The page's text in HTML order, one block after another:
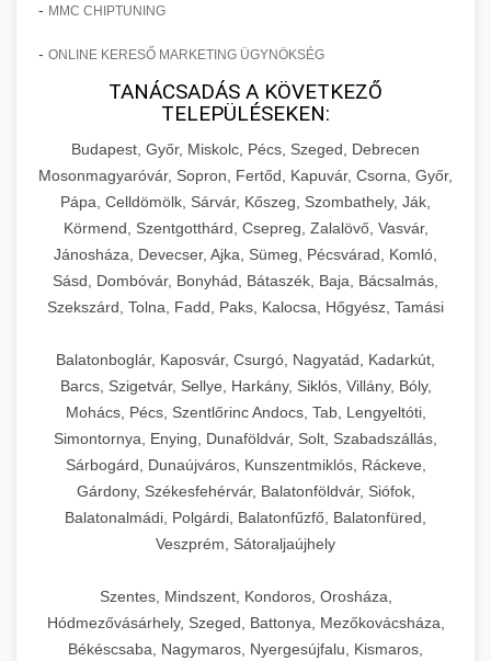
- MMC CHIPTUNING
- ONLINE KERESŐ MARKETING ÜGYNÖKSÉG
TANÁCSADÁS A KÖVETKEZŐ
TELEPÜLÉSEKEN:
Budapest, Győr, Miskolc, Pécs, Szeged, Debrecen
Mosonmagyaróvár, Sopron, Fertőd, Kapuvár, Csorna, Győr,
Pápa, Celldömölk, Sárvár, Kőszeg, Szombathely, Ják,
Körmend, Szentgotthárd, Csepreg, Zalalövő, Vasvár,
Jánosháza, Devecser, Ajka, Sümeg, Pécsvárad, Komló,
Sásd, Dombóvár, Bonyhád, Bátaszék, Baja, Bácsalmás,
Szekszárd, Tolna, Fadd, Paks, Kalocsa, Hőgyész, Tamási
Balatonboglár, Kaposvár, Csurgó, Nagyatád, Kadarkút,
Barcs, Szigetvár, Sellye, Harkány, Siklós, Villány, Bóly,
Mohács, Pécs, Szentlőrinc Andocs, Tab, Lengyeltóti,
Simontornya, Enying, Dunaföldvár, Solt, Szabadszállás,
Sárbogárd, Dunaújváros, Kunszentmiklós, Ráckeve,
Gárdony, Székesfehérvár, Balatonföldvár, Siófok,
Balatonalmádi, Polgárdi, Balatonfűzfő, Balatonfüred,
Veszprém, Sátoraljaújhely
Szentes, Mindszent, Kondoros, Orosháza,
Hódmezővásárhely, Szeged, Battonya, Mezőkovácsháza,
Békéscsaba, Nagymaros, Nyergesújfalu, Kismaros,